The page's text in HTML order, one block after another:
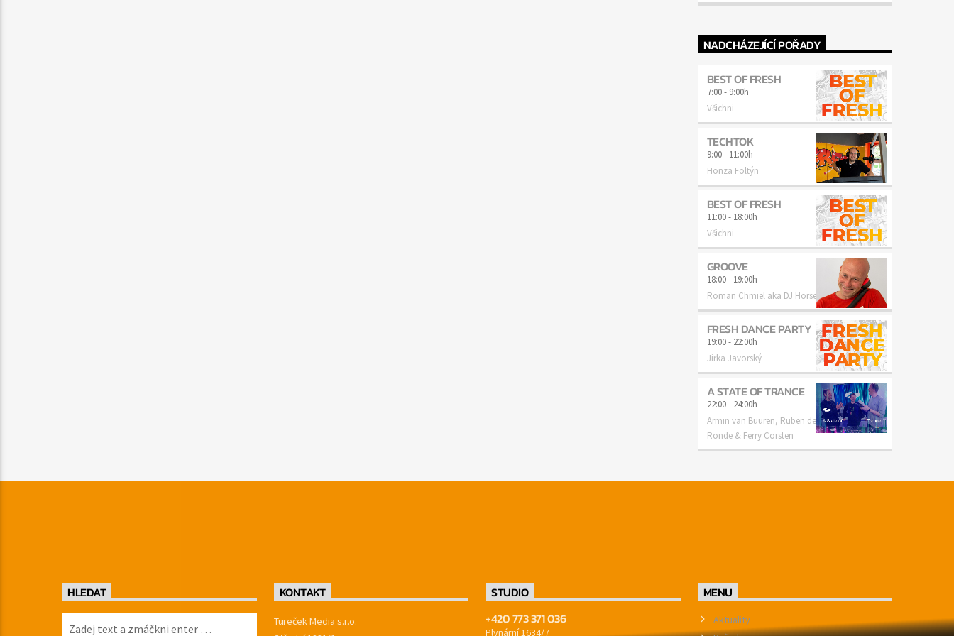
NADCHÁZEJÍCÍ POŘADY
BEST OF FRESH
7:00- 9:00h
Všichni
TECHTOK
9:00- 11:00h
Honza Foltýn
BEST OF FRESH
11:00- 18:00h
Všichni
GROOVE
18:00- 19:00h
Roman Chmiel aka DJ Horse
FRESH DANCE PARTY
19:00- 22:00h
Jirka Javorský
A STATE OF TRANCE
22:00- 24:00h
Armin van Buuren, Ruben de
Ronde & Ferry Corsten
HLEDAT KONTAKT
Tureček Media s.r.o.
STUDIO
+420 773 371 036
Plynární 1634/7
MENU
Aktuality